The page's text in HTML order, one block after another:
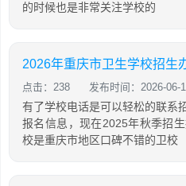
的时候也是非常关注学校的
2026年重庆市卫生学校招生
点击：238 发布时间：2026-06-
有了学校电话是可以轻松的联系
报名信息，现在2025年秋季招
校是重庆市地区口碑不错的卫校